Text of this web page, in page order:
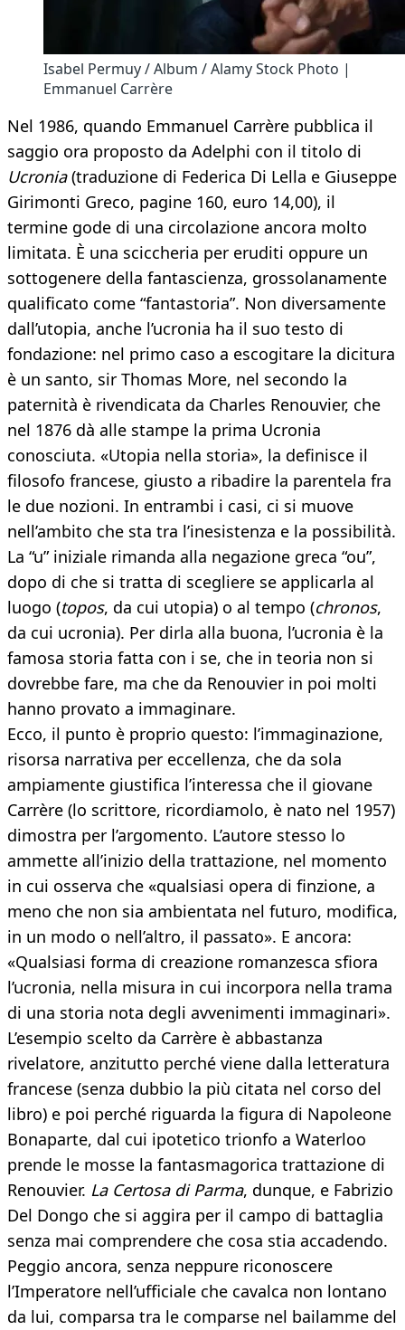
Isabel Permuy / Album / Alamy Stock Photo |
Emmanuel Carrère
Nel 1986, quando Emmanuel Carrère pubblica il
saggio ora proposto da Adelphi con il titolo di
Ucronia(traduzione di Federica Di Lella e Giuseppe
Girimonti Greco, pagine 160, euro 14,00), il
termine gode di una circolazione ancora molto
limitata. È una sciccheria per eruditi oppure un
sottogenere della fantascienza, grossolanamente
qualificato come “fantastoria”. Non diversamente
dall’utopia, anche l’ucronia ha il suo testo di
fondazione: nel primo caso a escogitare la dicitura
è un santo, sir Thomas More, nel secondo la
paternità è rivendicata da Charles Renouvier, che
nel 1876 dà alle stampe la prima Ucronia
conosciuta. «Utopia nella storia», la definisce il
filosofo francese, giusto a ribadire la parentela fra
le due nozioni. In entrambi i casi, ci si muove
nell’ambito che sta tra l’inesistenza e la possibilità.
La “u” iniziale rimanda alla negazione greca “ou”,
dopo di che si tratta di scegliere se applicarla al
luogo (topos, da cui utopia) o al tempo (chronos,
da cui ucronia). Per dirla alla buona, l’ucronia è la
famosa storia fatta con i se, che in teoria non si
dovrebbe fare, ma che da Renouvier in poi molti
hanno provato a immaginare.
Ecco, il punto è proprio questo: l’immaginazione,
risorsa narrativa per eccellenza, che da sola
ampiamente giustifica l’interessa che il giovane
Carrère (lo scrittore, ricordiamolo, è nato nel 1957)
dimostra per l’argomento. L’autore stesso lo
ammette all’inizio della trattazione, nel momento
in cui osserva che «qualsiasi opera di finzione, a
meno che non sia ambientata nel futuro, modifica,
in un modo o nell’altro, il passato». E ancora:
«Qualsiasi forma di creazione romanzesca sfiora
l’ucronia, nella misura in cui incorpora nella trama
di una storia nota degli avvenimenti immaginari».
L’esempio scelto da Carrère è abbastanza
rivelatore, anzitutto perché viene dalla letteratura
francese (senza dubbio la più citata nel corso del
libro) e poi perché riguarda la figura di Napoleone
Bonaparte, dal cui ipotetico trionfo a Waterloo
prende le mosse la fantasmagorica trattazione di
Renouvier. La Certosa di Parma, dunque, e Fabrizio
Del Dongo che si aggira per il campo di battaglia
senza mai comprendere che cosa stia accadendo.
Peggio ancora, senza neppure riconoscere
l’Imperatore nell’ufficiale che cavalca non lontano
da lui, comparsa tra le comparse nel bailamme del